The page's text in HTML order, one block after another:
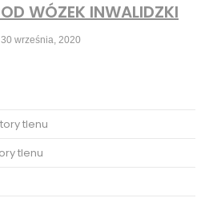
WÓZEK INWALIDZKI
30 września, 2020
tlenu
tlenu